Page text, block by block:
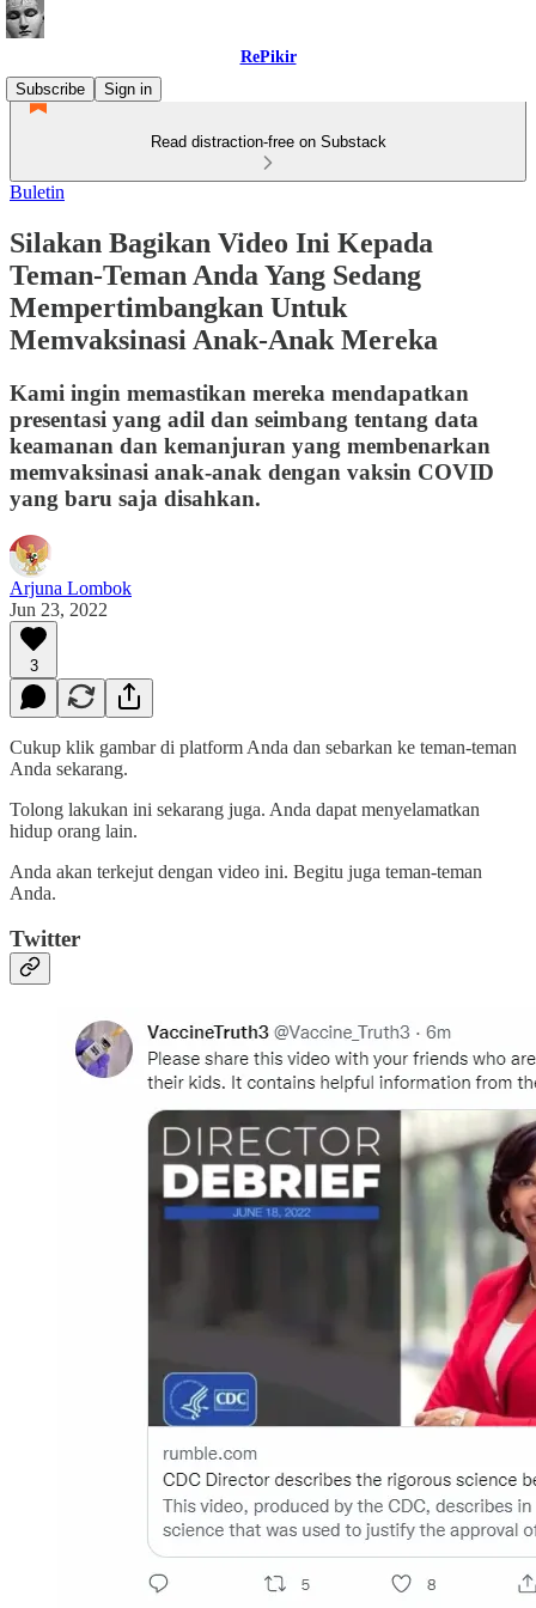
RePikir
Subscribe
Sign in
Read distraction-free on Substack
Buletin
Silakan Bagikan Video Ini Kepada
Teman-Teman Anda Yang Sedang
Mempertimbangkan Untuk
Memvaksinasi Anak-Anak Mereka
Kami ingin memastikan mereka mendapatkan
presentasi yang adil dan seimbang tentang data
keamanan dan kemanjuran yang membenarkan
memvaksinasi anak-anak dengan vaksin COVID
yang baru saja disahkan.
Arjuna Lombok
Jun 23, 2022
3
Cukup klik gambar di platform Anda dan sebarkan ke teman-teman
Anda sekarang.
Tolong lakukan ini sekarang juga. Anda dapat menyelamatkan
hidup orang lain.
Anda akan terkejut dengan video ini. Begitu juga teman-teman
Anda.
Twitter